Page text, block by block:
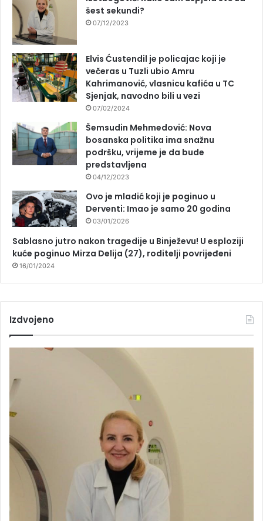
šest sekundi?
07/12/2023
Elvis Ćustendil je policajac koji je
večeras u Tuzli ubio Amru
Kahrimanović, vlasnicu kafića u TC
Sjenjak, navodno bili u vezi
07/02/2024
Šemsudin Mehmedović: Nova
bosanska politika ima snažnu
podršku, vrijeme je da bude
predstavljena
04/12/2023
Ovo je mladić koji je poginuo u
Derventi: Imao je samo 20 godina
03/01/2026
Sablasno jutro nakon tragedije u Binježevu! U esploziji
kuće poginuo Mirza Delija (27), roditelji povrijeđeni
16/01/2024
Izdvojeno